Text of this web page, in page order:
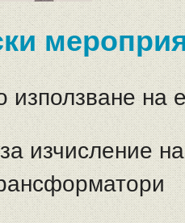
използване на
изчисление